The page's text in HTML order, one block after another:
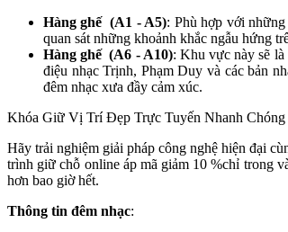
Hàng ghế  (A1 - A5): Phù hợp với
quan sát những khoảnh khắc ngẫu hứng
Hàng ghế  (A6 - A10): Khu vực này sẽ là
điệu nhạc Trịnh, Phạm Duy và các bản
đêm nhạc xưa đầy cảm xúc.
Khóa Giữ Vị Trí Đẹp Trực Tuyến Nhanh
Hãy trải nghiệm giải pháp công nghệ hiện đại
trình giữ chỗ online áp mã giảm 10 %chỉ trong
hơn bao giờ hết.
Thông tin đêm nhạc: